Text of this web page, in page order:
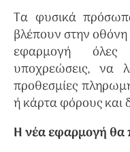
Tα φυσικά
βλέπουν στην οθόνη
εφαρμογή όλες
υποχρεώσεις, να
προθεσμίες
ή κάρτα φόρους και
Η νέα εφαρμογή θα